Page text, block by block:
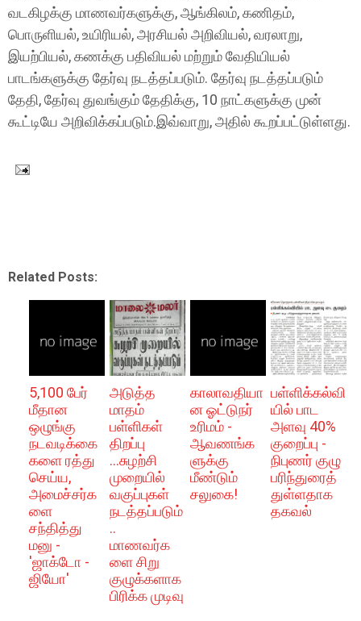
வடகிழக்கு மாணவர்களுக்கு, ஆங்கிலம், கணிதம்,
பொருளியல், உயிரியல், அரசியல் அறிவியல், வரலாறு,
இயற்பியல், கணக்கு பதிவியல் மற்றும் வேதியியல்
பாடங்களுக்கு தேர்வு நடத்தப்படும். தேர்வு நடத்தப்படும்
தேதி, தேர்வு துவங்கும் தேதிக்கு, 10 நாட்களுக்கு முன்
கூட்டியே அறிவிக்கப்படும்.இவ்வாறு, அதில் கூறப்பட்டுள்ளது.
Related Posts:
5,100 பேர்
மீதான
ஒழுங்கு
நடவடிக்கை
களை ரத்து
செய்ய,
அமைச்சர்க
ளை
சந்தித்து
மனு -
'ஜாக்டோ -
ஜியோ'
அடுத்த
மாதம்
பள்ளிகள்
திறப்பு
...சுழற்சி
முறையில்
வகுப்புகள்
நடத்தப்படும்
..
மாணவர்க
ளை சிறு
குழுக்களாக
பிரிக்க முடிவு
காலாவதியா
ன ஓட்டுநர்
உரிமம் -
ஆவணங்க
ளுக்கு
மீண்டும்
சலுகை!
பள்ளிக்கல்வி
யில் பாட
அளவு 40%
குறைப்பு -
நிபுணர் குழு
பரிந்துரைத்
துள்ளதாக
தகவல்